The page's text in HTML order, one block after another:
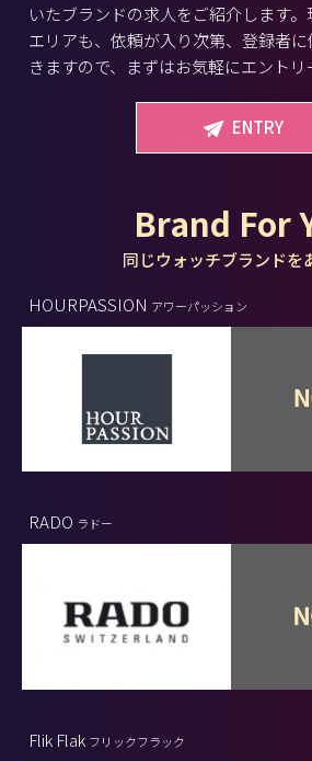
いたブランドの求人をご紹介します
エリアも、依頼が入り次第、登録者
きますので、まずはお気軽にエントリ
ENTRY
Brand For
同じウォッチブランドを
HOURPASSION アワーパッション
RADO ラドー
Flik Flak フリックフラック